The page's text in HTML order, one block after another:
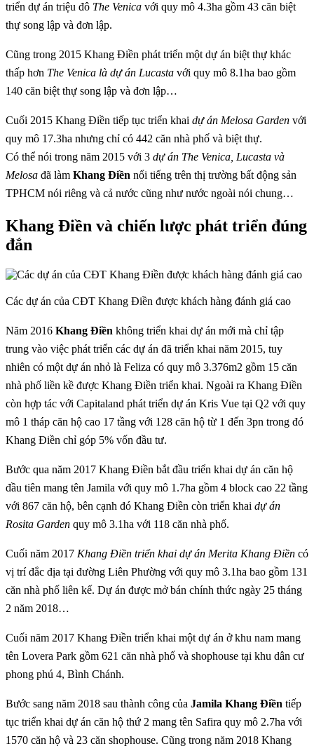
triển dự án triệu đô The Venica với quy mô 4.3ha gồm 43 căn biệt
thự song lập và đơn lập.
Cũng trong 2015 Khang Điền phát triển một dự án biệt thự khác
thấp hơn The Venica là dự án Lucasta với quy mô 8.1ha bao gồm
140 căn biệt thự song lập và đơn lập…
Cuối 2015 Khang Điền tiếp tục triển khai dự án Melosa Garden với
quy mô 17.3ha nhưng chỉ có 442 căn nhà phố và biệt thự.
Có thể nói trong năm 2015 với 3 dự án The Venica, Lucasta và
Melosa đã làm Khang Điền nổi tiếng trên thị trường bất động sản
TPHCM nói riêng và cả nước cũng như nước ngoài nói chung…
Khang Điền và chiến lược phát triển đúng
đắn
Các dự án của CĐT Khang Điền được khách hàng đánh giá cao
Năm 2016 Khang Điền không triển khai dự án mới mà chỉ tập
trung vào việc phát triển các dự án đã triển khai năm 2015, tuy
nhiên có một dự án nhỏ là Feliza có quy mô 3.376m2 gồm 15 căn
nhà phố liền kề được Khang Điền triển khai. Ngoài ra Khang Điền
còn hợp tác với Capitaland phát triển dự án Kris Vue tại Q2 với quy
mô 1 tháp căn hộ cao 17 tầng với 128 căn hộ từ 1 đến 3pn trong đó
Khang Điền chỉ góp 5% vốn đầu tư.
Bước qua năm 2017 Khang Điền bắt đầu triển khai dự án căn hộ
đầu tiên mang tên Jamila với quy mô 1.7ha gồm 4 block cao 22 tầng
với 867 căn hộ, bên cạnh đó Khang Điền còn triển khai dự án
Rosita Garden quy mô 3.1ha với 118 căn nhà phố.
Cuối năm 2017 Khang Điền triển khai dự án Merita Khang Điền có
vị trí đắc địa tại đường Liên Phường với quy mô 3.1ha bao gồm 131
căn nhà phố liên kế. Dự án được mở bán chính thức ngày 25 tháng
2 năm 2018…
Cuối năm 2017 Khang Điền triển khai một dự án ở khu nam mang
tên Lovera Park gồm 621 căn nhà phố và shophouse tại khu dân cư
phong phú 4, Bình Chánh.
Bước sang năm 2018 sau thành công của Jamila Khang Điền tiếp
tục triển khai dự án căn hộ thứ 2 mang tên Safira quy mô 2.7ha với
1570 căn hộ và 23 căn shophouse. Cũng trong năm 2018 Khang